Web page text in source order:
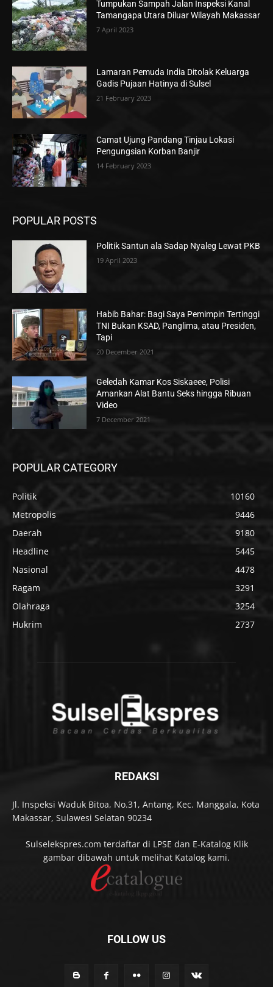
Tumpukan Sampah Jalan Inspeksi Kanal
Tamangapa Utara Diluar Wilayah Makassar
7 April 2023
Lamaran Pemuda India Ditolak Keluarga
Gadis Pujaan Hatinya di Sulsel
21 February 2023
Camat Ujung Pandang Tinjau Lokasi
Pengungsian Korban Banjir
14 February 2023
POPULAR POSTS
Politik Santun ala Sadap Nyaleg Lewat PKB
19 April 2023
Habib Bahar: Bagi Saya Pemimpin Tertinggi
TNI Bukan KSAD, Panglima, atau Presiden,
Tapi
20 December 2021
Geledah Kamar Kos Siskaeee, Polisi
Amankan Alat Bantu Seks hingga Ribuan
Video
7 December 2021
POPULAR CATEGORY
Politik
10160
Metropolis
9446
Daerah
9180
Headline
5445
Nasional
4478
Ragam
3291
Olahraga
3254
Hukrim
2737
REDAKSI
Jl. Inspeksi Waduk Bitoa, No.31, Antang, Kec. Manggala, Kota
Makassar, Sulawesi Selatan 90234
Sulselekspres.com terdaftar di LPSE dan E-Katalog Klik
gambar dibawah untuk melihat Katalog kami.
FOLLOW US